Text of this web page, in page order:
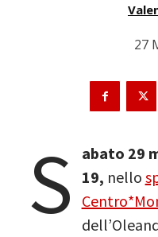
27
S
abato 29
19, nello